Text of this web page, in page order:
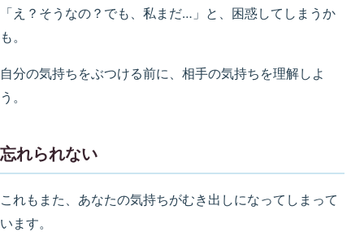
「え？そうなの？でも、私まだ…」と、困惑してしまうか
も。
自分の気持ちをぶつける前に、相手の気持ちを理解しよ
う。
忘れられない
これもまた、あなたの気持ちがむき出しになってしまって
います。